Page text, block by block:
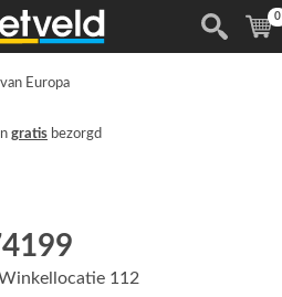
de
(
0
Europa
gratis bezorgd
112